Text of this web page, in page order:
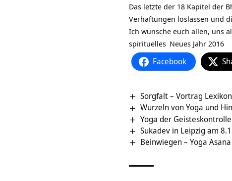
Das letzte der 18 Kapitel der
Verhaftungen loslassen und
Ich wünsche euch allen, uns
spirituelles Neues Jahr 2016
Facebook
Sorgfalt – Vortrag
Wurzeln von Yoga und
Yoga der Geisteskontrolle
Sukadev in Leipzig am
Beinwiegen – Yoga